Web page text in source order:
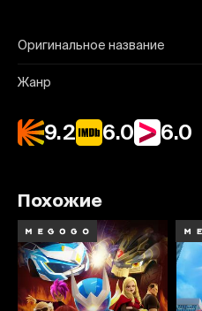
Оригинальное название
Жанр
9.2 6.0 6.0
Похожие